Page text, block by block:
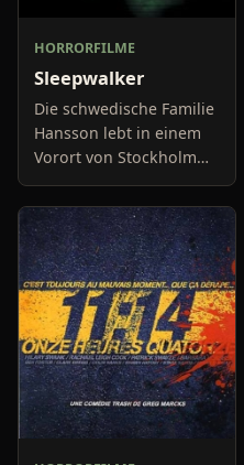
HORRORFILME
Sleepwalker
Die schwedische Familie
Hansson lebt in einem
Vorort von Stockholm
und führt ein
offensichtlich
glückliches Leben. Vater
Ulrik verdient seine
Brötchen als A